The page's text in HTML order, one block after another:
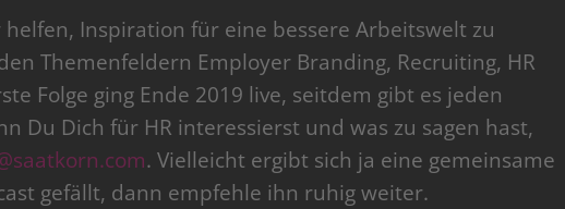
helfen, Inspiration für eine bessere Arbeitswelt zu
Themenfeldern Employer Branding, Recruiting, HR
Folge ging Ende 2019 live, seitdem gibt es jeden
Du Dich für HR interessierst und was zu sagen hast,
. Vielleicht ergibt sich ja eine gemeinsame
gefällt, dann empfehle ihn ruhig weiter.